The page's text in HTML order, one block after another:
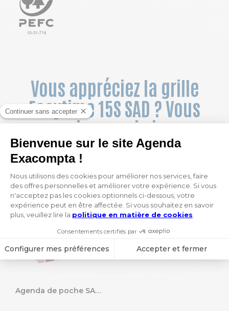
Vous appréciez la grille
Easytime 15S SAD ? Vous
pourriez aussi aimer :
Agenda de poche SAD 15S EasyTime Paloma 10x 15 cm Semainier Septembre 2026 à Décembre 2027 - 16 mois